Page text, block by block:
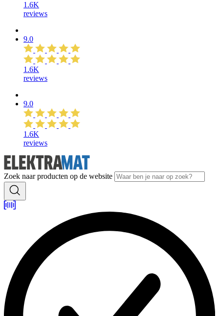
1.6K
reviews
9.0
1.6K
reviews
9.0
1.6K
reviews
Zoek naar producten op de website